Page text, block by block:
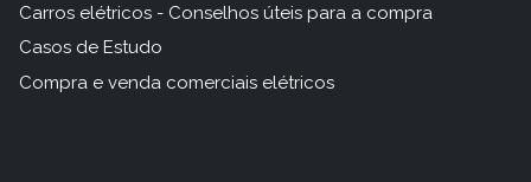
Carros elétricos - Conselhos úteis para a compra
Casos de Estudo
Compra e venda comerciais elétricos